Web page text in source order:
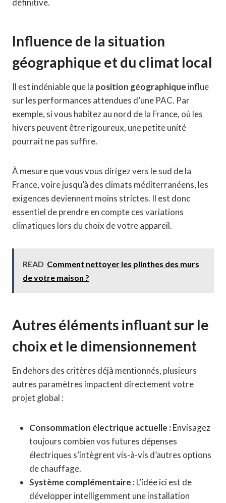
Influence de la situation
géographique et du climat local
Il est indéniable que la position géographique influe
sur les performances attendues d’une PAC. Par
exemple, si vous habitez au nord de la France, où les
hivers peuvent être rigoureux, une petite unité
pourrait ne pas suffire.
À mesure que vous vous dirigez vers le sud de la
France, voire jusqu’à des climats méditerranéens, les
exigences deviennent moins strictes. Il est donc
essentiel de prendre en compte ces variations
climatiques lors du choix de votre appareil.
READ Comment nettoyer les plinthes des murs
de votre maison ?
Autres éléments influant sur le
choix et le dimensionnement
En dehors des critères déjà mentionnés, plusieurs
autres paramètres impactent directement votre
projet global :
Consommation électrique actuelle :Envisagez
toujours combien vos futures dépenses
électriques s’intègrent vis-à-vis d’autres options
de chauffage.
Système complémentaire :L’idée ici est de
développer intelligemment une installation